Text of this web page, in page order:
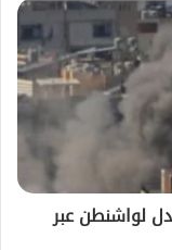
لواشنطن عبر